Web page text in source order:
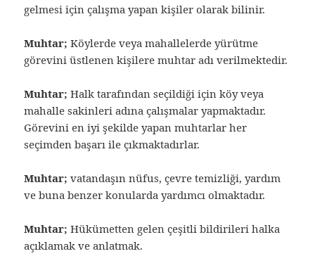
gelmesi için çalışma yapan kişiler olarak bilinir.
Muhtar; Köylerde veya mahallelerde yürütme
görevini üstlenen kişilere muhtar adı verilmektedir.
Muhtar;Halk tarafından seçildiği için köy veya
mahalle sakinleri adına çalışmalar yapmaktadır.
Görevini en iyi şekilde yapan muhtarlar her
seçimden başarı ile çıkmaktadırlar.
Muhtar;vatandaşın nüfus, çevre temizliği, yardım
ve buna benzer konularda yardımcı olmaktadır.
Muhtar; Hükümetten gelen çeşitli bildirileri halka
açıklamak ve anlatmak.